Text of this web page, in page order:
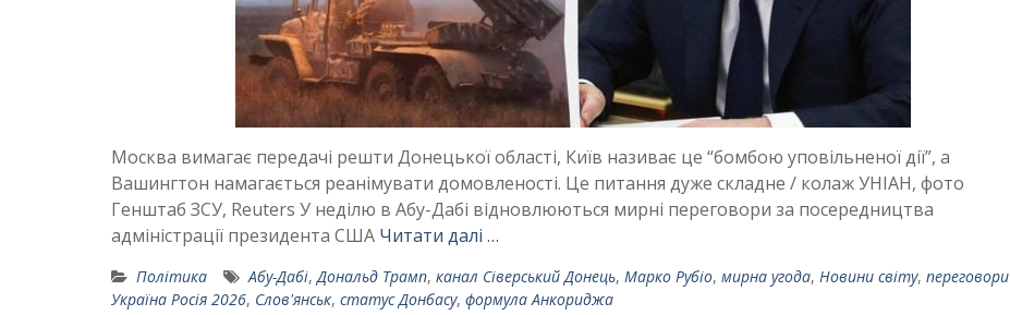
Москва вимагає передачі решти Донецької області, Київ називає це “бомбою уповільненої дії”, а
Вашингтон намагається реанімувати домовленості. Це питання дуже складне / колаж УНІАН, фото
Генштаб ЗСУ, Reuters У неділю в Абу-Дабі відновлюються мирні переговори за посередництва
адміністрації президента США Читати далі …
Політика Абу-Дабі,Дональд Трамп, канал Сіверський Донець, Марко Рубіо, мирна угода, Новини світу, переговори
Україна Росія 2026, Слов'янськ, статус Донбасу, формула Анкориджа